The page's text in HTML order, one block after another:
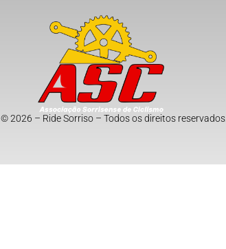
© 2026 – Ride Sorriso – Todos os direitos reservados.